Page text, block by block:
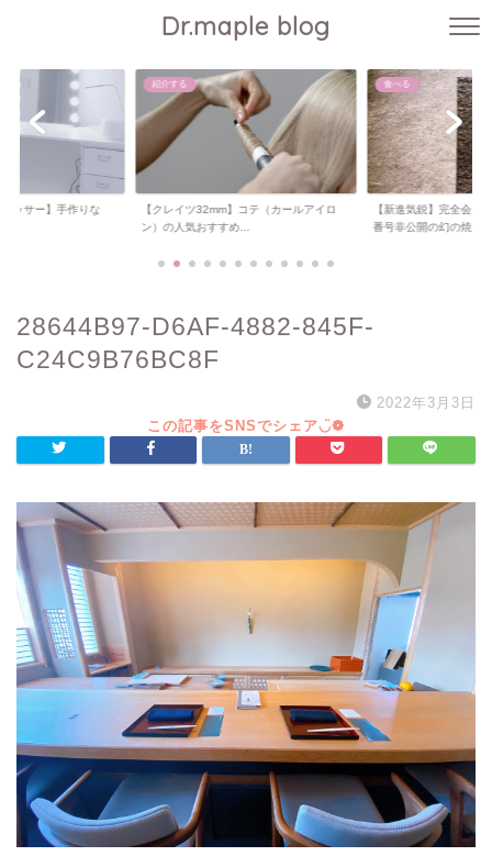
Dr.maple blog
ッサー】手作りな
紹介する
【クレイツ32mm】コテ（カールアイロ
ン）の人気おすすめ...
食べる
【新進気鋭】完全会
番号非公開の幻の焼...
28644B97-D6AF-4882-845F-
C24C9B76BC8F
2022年3月3日